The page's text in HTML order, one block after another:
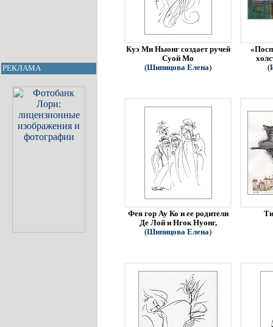
РЕКЛАМА
Куэ Ми Ныонг создает ручей
Суой Мо
(Шипицова Елена)
(
Фея гор Ау Ко и ее родители
Де Лой и Нгок Нуонг,
(Шипицова Елена)